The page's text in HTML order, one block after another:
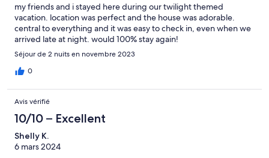
my friends and i stayed here during our twilight themed
vacation. location was perfect and the house was adorable.
central to everything and it was easy to check in, even when we
arrived late at night. would 100% stay again!
Séjour de 2 nuits en novembre 2023
0
Avis vérifié
10/10 – Excellent
Shelly K.
6 mars 2024